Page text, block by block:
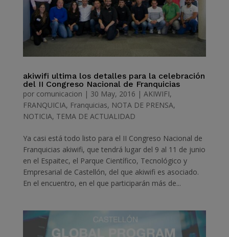
akiwifi ultima los detalles para la celebración
del II Congreso Nacional de Franquicias
por comunicacion | 30 May, 2016 | AKIWIFI,
FRANQUICIA, Franquicias, NOTA DE PRENSA,
NOTICIA, TEMA DE ACTUALIDAD
Ya casi está todo listo para el II Congreso Nacional de
Franquicias akiwifi, que tendrá lugar del 9 al 11 de junio
en el Espaitec, el Parque Científico, Tecnológico y
Empresarial de Castellón, del que akiwifi es asociado.
En el encuentro, en el que participarán más de...